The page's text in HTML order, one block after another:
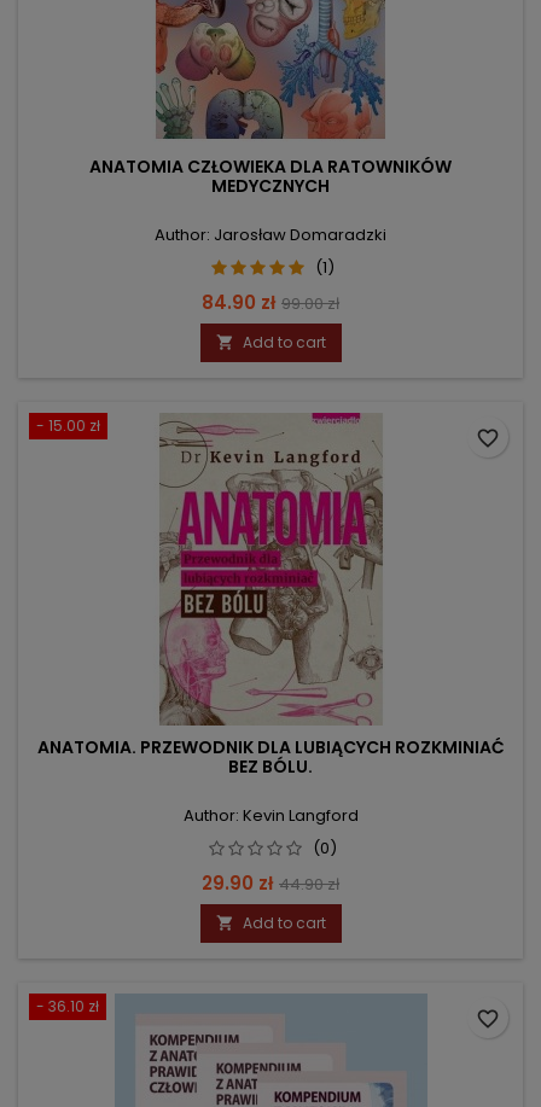
ANATOMIA CZŁOWIEKA DLA RATOWNIKÓW
MEDYCZNYCH
Author: Jarosław Domaradzki
(1)
Price
84.90 zł Regular
price
99.00 zł
 Add to cart
- 15.00 zł
ANATOMIA. PRZEWODNIK DLA LUBIĄCYCH ROZKMINIAĆ
BEZ BÓLU.
Author: Kevin Langford
(0)
Price
29.90 zł Regular
price
44.90 zł
 Add to cart
favorite_border
- 36.10 zł
favorite_border